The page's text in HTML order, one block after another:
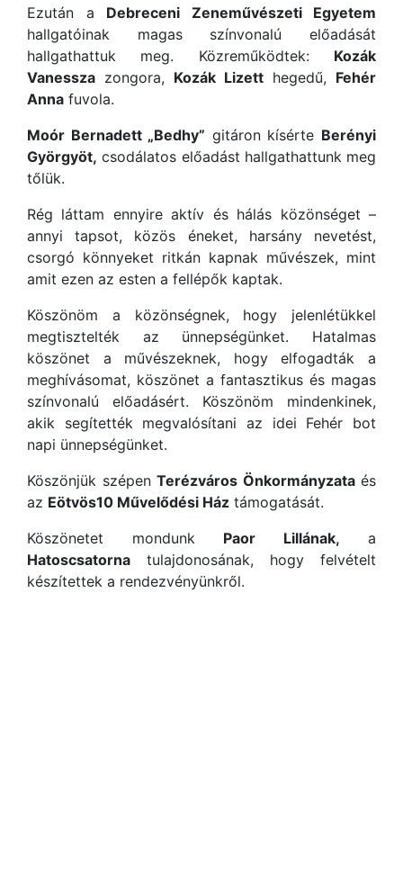
Ezután a Debreceni Zeneművészeti Egyetem
hallgatóinak magas színvonalú előadását
hallgathattuk meg. Közreműködtek: Kozák
Vanessza zongora, Kozák Lizett hegedű, Fehér
Anna fuvola.
Moór Bernadett „Bedhy” gitáron kísérte Berényi
Györgyöt, csodálatos előadást hallgathattunk meg
tőlük.
Rég láttam ennyire aktív és hálás közönséget –
annyi tapsot, közös éneket, harsány nevetést,
csorgó könnyeket ritkán kapnak művészek, mint
amit ezen az esten a fellépők kaptak.
Köszönöm a közönségnek, hogy jelenlétükkel
megtisztelték az ünnepségünket. Hatalmas
köszönet a művészeknek, hogy elfogadták a
meghívásomat, köszönet a fantasztikus és magas
színvonalú előadásért. Köszönöm mindenkinek,
akik segítették megvalósítani az idei Fehér bot
napi ünnepségünket.
Köszönjük szépen Terézváros Önkormányzataés
az Eötvös10 Művelődési Ház támogatását.
Köszönetet mondunk Paor Lillának, a
Hatoscsatorna tulajdonosának, hogy felvételt
készítettek a rendezvényünkről.